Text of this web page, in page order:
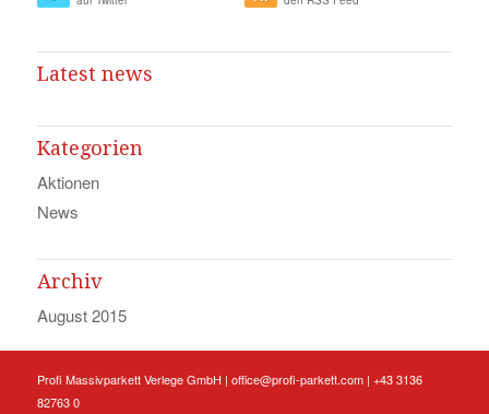
Latest news
Kategorien
Aktionen
News
Archiv
August 2015
Profi Massivparkett Verlege GmbH | office@profi-parkett.com| +43 3136
82763 0